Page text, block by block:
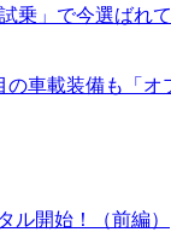
」で今選ばれ
車載装備も「オ
ル開始！（前編）